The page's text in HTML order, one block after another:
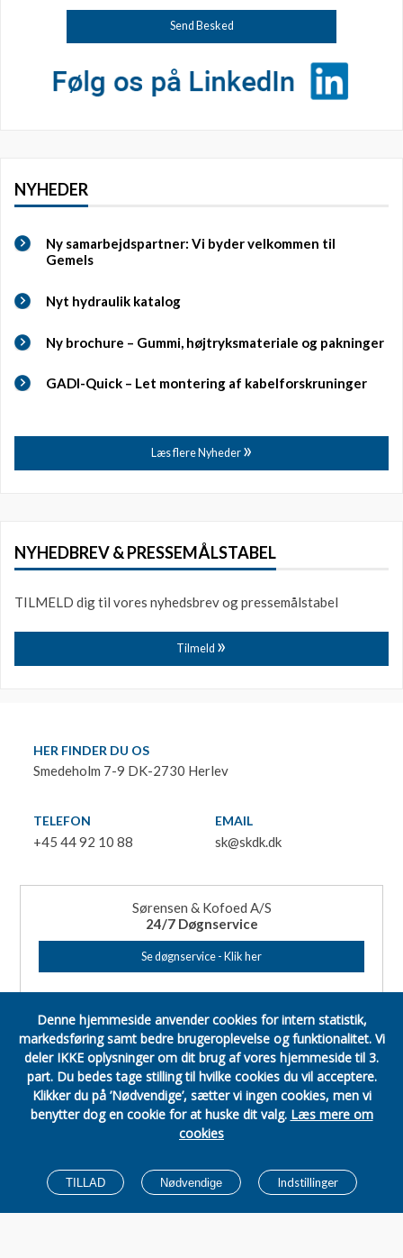
NYHEDER
Ny samarbejdspartner: Vi byder velkommen til
Gemels
Nyt hydraulik katalog
Ny brochure – Gummi, højtryksmateriale og pakninger
GADI-Quick – Let montering af kabelforskruninger
Læs flere Nyheder
NYHEDBREV & PRESSEMÅLSTABEL
TILMELD dig til vores nyhedsbrev og pressemålstabel
Tilmeld
HER FINDER DU OS
Smedeholm 7-9 DK-2730 Herlev
TELEFON
+45 44 92 10 88
EMAIL
sk@skdk.dk
Sørensen & Kofoed A/S
24/7 Døgnservice
Se døgnservice - Klik her
Copyright © 2019 – Skdk.dk| All Rights Reserved. |
PERSONDATA POLITIK
Denne hjemmeside anvender cookies for intern statistik,
markedsføring samt bedre brugeroplevelse og funktionalitet. Vi
deler IKKE oplysninger om dit brug af vores hjemmeside til 3.
part.Du bedes tage stilling til hvilke cookies du vil acceptere.
Klikker du på ’Nødvendige’, sætter vi ingen cookies, men vi
benytter dog en cookie for at huske dit valg. Læs mere om
cookies
TILLAD Nødvendige Indstillinger